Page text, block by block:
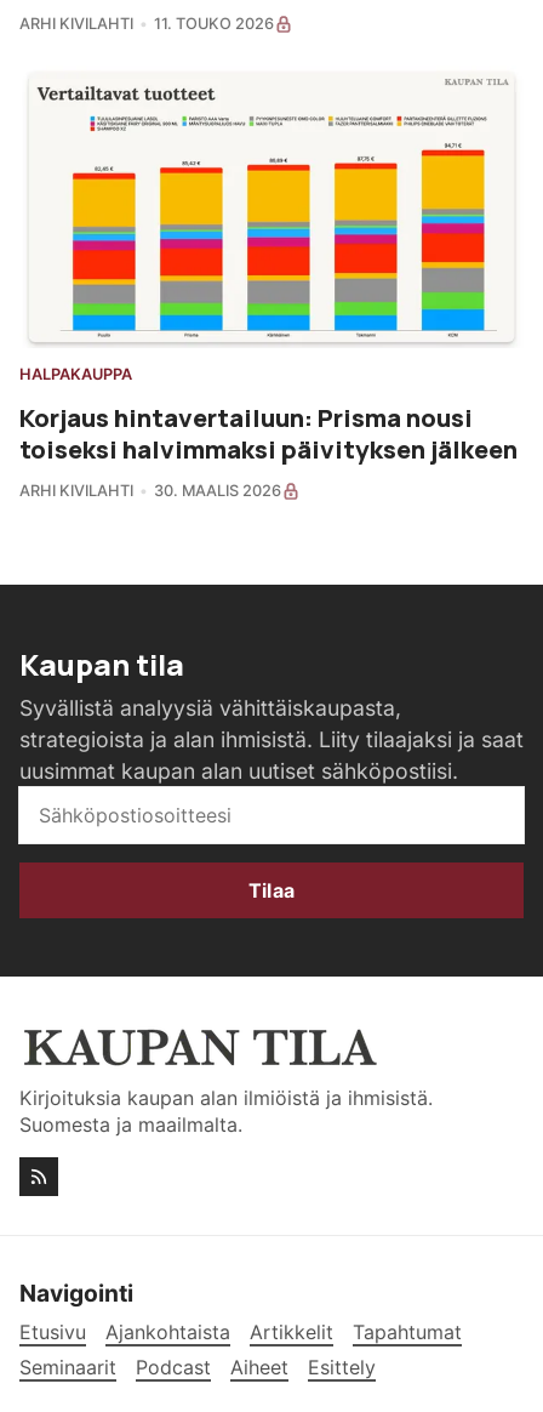
ARHI KIVILAHTI 11. TOUKO 2026
HALPAKAUPPA
Korjaus hintavertailuun: Prisma nousi
toiseksi halvimmaksi päivityksen jälkeen
ARHI KIVILAHTI 30. MAALIS 2026
Kaupan tila
Syvällistä analyysiä vähittäiskaupasta,
strategioista ja alan ihmisistä. Liity tilaajaksi ja saat
uusimmat kaupan alan uutiset sähköpostiisi.
Tilaa
Kirjoituksia kaupan alan ilmiöistä ja ihmisistä.
Suomesta ja maailmalta.
Navigointi
Etusivu Ajankohtaista Artikkelit
Tapahtumat
Seminaarit
Podcast Aiheet Esittely